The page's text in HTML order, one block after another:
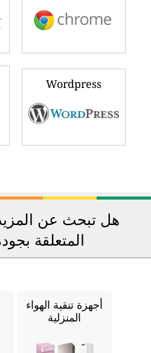
Wordpress
هل تبحث عن
المتعلقة
أجهزة تنقية الهواء
المنزلية